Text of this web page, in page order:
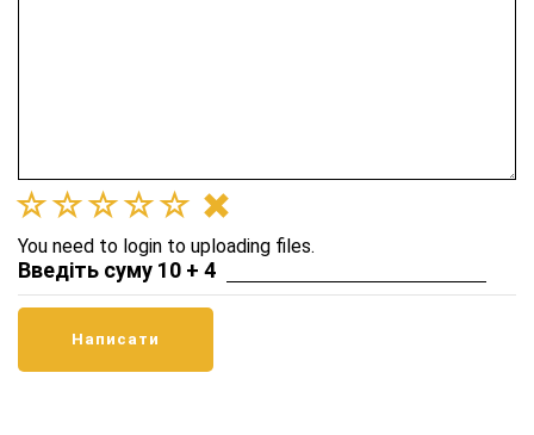
You need to login to uploading files.
Введіть суму 10 + 4